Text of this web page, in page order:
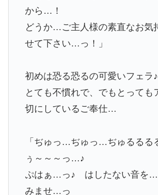
から…！
どうか…ご主人様の素直なお
せて下さい…っ！」
初めは恐る恐るの可愛いフェラ♪
とても不慣れで、でもとっても
切にしているご奉仕…
「ぢゅっ…ぢゅっ…ぢゅるるる
ぅ～～～っ…♪
ぷはぁ…っ♪ はしたない音を
みませ…っ